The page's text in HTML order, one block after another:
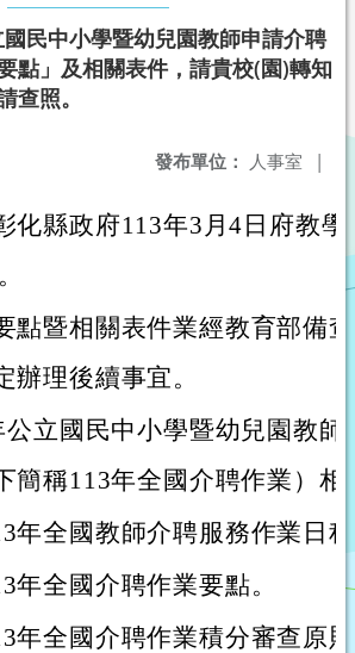
民中小學暨幼兒園教師申請介聘
點」及相關表件，請貴校(園)轉知
查照。
發布單位： 人事室 |
化縣政府113年3月4日府教
點暨相關表件業經教育部備
辦理後續事宜。
公立國民中小學暨幼兒園教
簡稱113年全國介聘作業）
年全國教師介聘服務作業日
年全國介聘作業要點。
年全國介聘作業積分審查原